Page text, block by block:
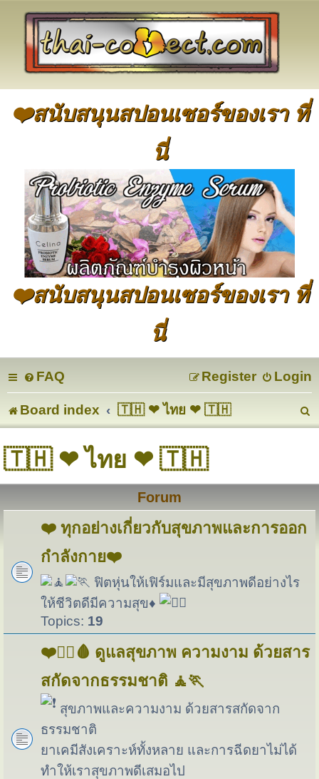
❤️สนับสนุนสปอนเซอร์ของเรา ที่
นี่
❤️สนับสนุนสปอนเซอร์ของเรา ที่
นี่
FAQ Login
Register
Board index 🇹🇭 ❤ ไทย ❤ 🇹🇭
🇹🇭 ❤ ไทย ❤ 🇹🇭
Forum
❤️ ทุกอย่างเกี่ยวกับสุขภาพและการออก
กำลังกาย❤️
ฟิตหุ่นให้เฟิร์มและมีสุขภาพดีอย่างไร
ให้ชีวิตดีมีความสุข♦
Topics: 19
❤️🏋️‍♀️🩸 ดูแลสุขภาพ ความงาม ด้วยสาร
สกัดจากธรรมชาติ 🧘🏃
สุขภาพและความงาม ด้วยสารสกัดจาก
ธรรมชาติ
ยาเคมีสังเคราะห์ทั้งหลาย และการฉีดยาไม่ได้
ทำให้เราสุขภาพดีเสมอไป